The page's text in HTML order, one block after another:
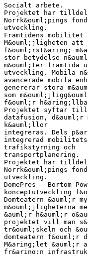
Socialt arbete.
Projektet har
Norrk&ouml;pings
utveckling.
Framtidens mobilitet
M&ouml;jligheten att
f&ouml;rst&aring;
stor betydelse
m&ouml;ter framtida
utveckling. Mobila
avancerade mobila
genererar stora
som
f&ouml;r
Projektet syftar till
datafusion,
k&auml;llor
integreras. Dels
integrerad
trafikstyrning och
transportplanering.
Projektet har
Norrk&ouml;pings
utveckling.
DomePres – Bortom
konceptutveckling
Domteatern &auml;r
m&ouml;jligheterna
&auml;r h&auml;r
projektet vill man
tr&ouml;skeln och
domteatern f&ouml;r
M&aring;let &auml;r
fr&aring;n